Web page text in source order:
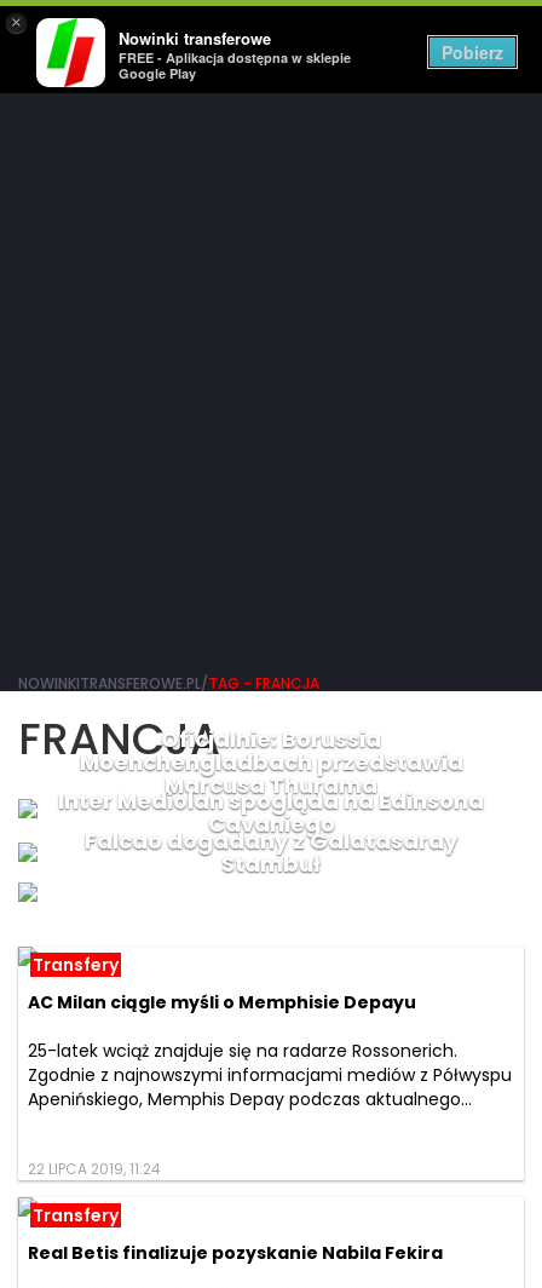
×
Nowinki transferowe
FREE - Aplikacja dostępna w sklepie
Google Play
Pobierz
NOWINKITRANSFEROWE.PL/TAG - FRANCJA
FRANCJAOficjalnie: Borussia
Moenchengladbach przedstawia
Marcusa Thurama
Inter Mediolan spogląda na Edinsona
Cavaniego
Falcao dogadany z Galatasaray
Stambuł
Transfery
AC Milan ciągle myśli o Memphisie Depayu
25-latek wciąż znajduje się na radarze Rossonerich.
Zgodnie z najnowszymi informacjami mediów z Półwyspu
Apenińskiego, Memphis Depay podczas aktualnego...
22 LIPCA 2019, 11:24
Transfery
Real Betis finalizuje pozyskanie Nabila Fekira